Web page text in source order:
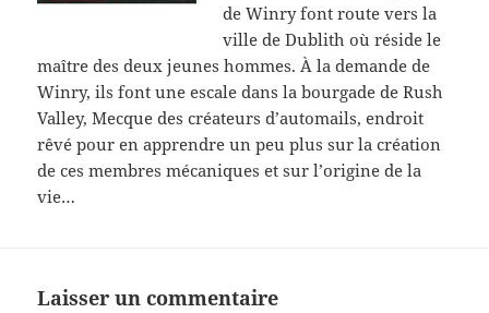
de Winry font route vers la
ville de Dublith où réside le
maître des deux jeunes hommes. À la demande de
Winry, ils font une escale dans la bourgade de Rush
Valley, Mecque des créateurs d’automails, endroit
rêvé pour en apprendre un peu plus sur la création
de ces membres mécaniques et sur l’origine de la
vie…
Laisser un commentaire